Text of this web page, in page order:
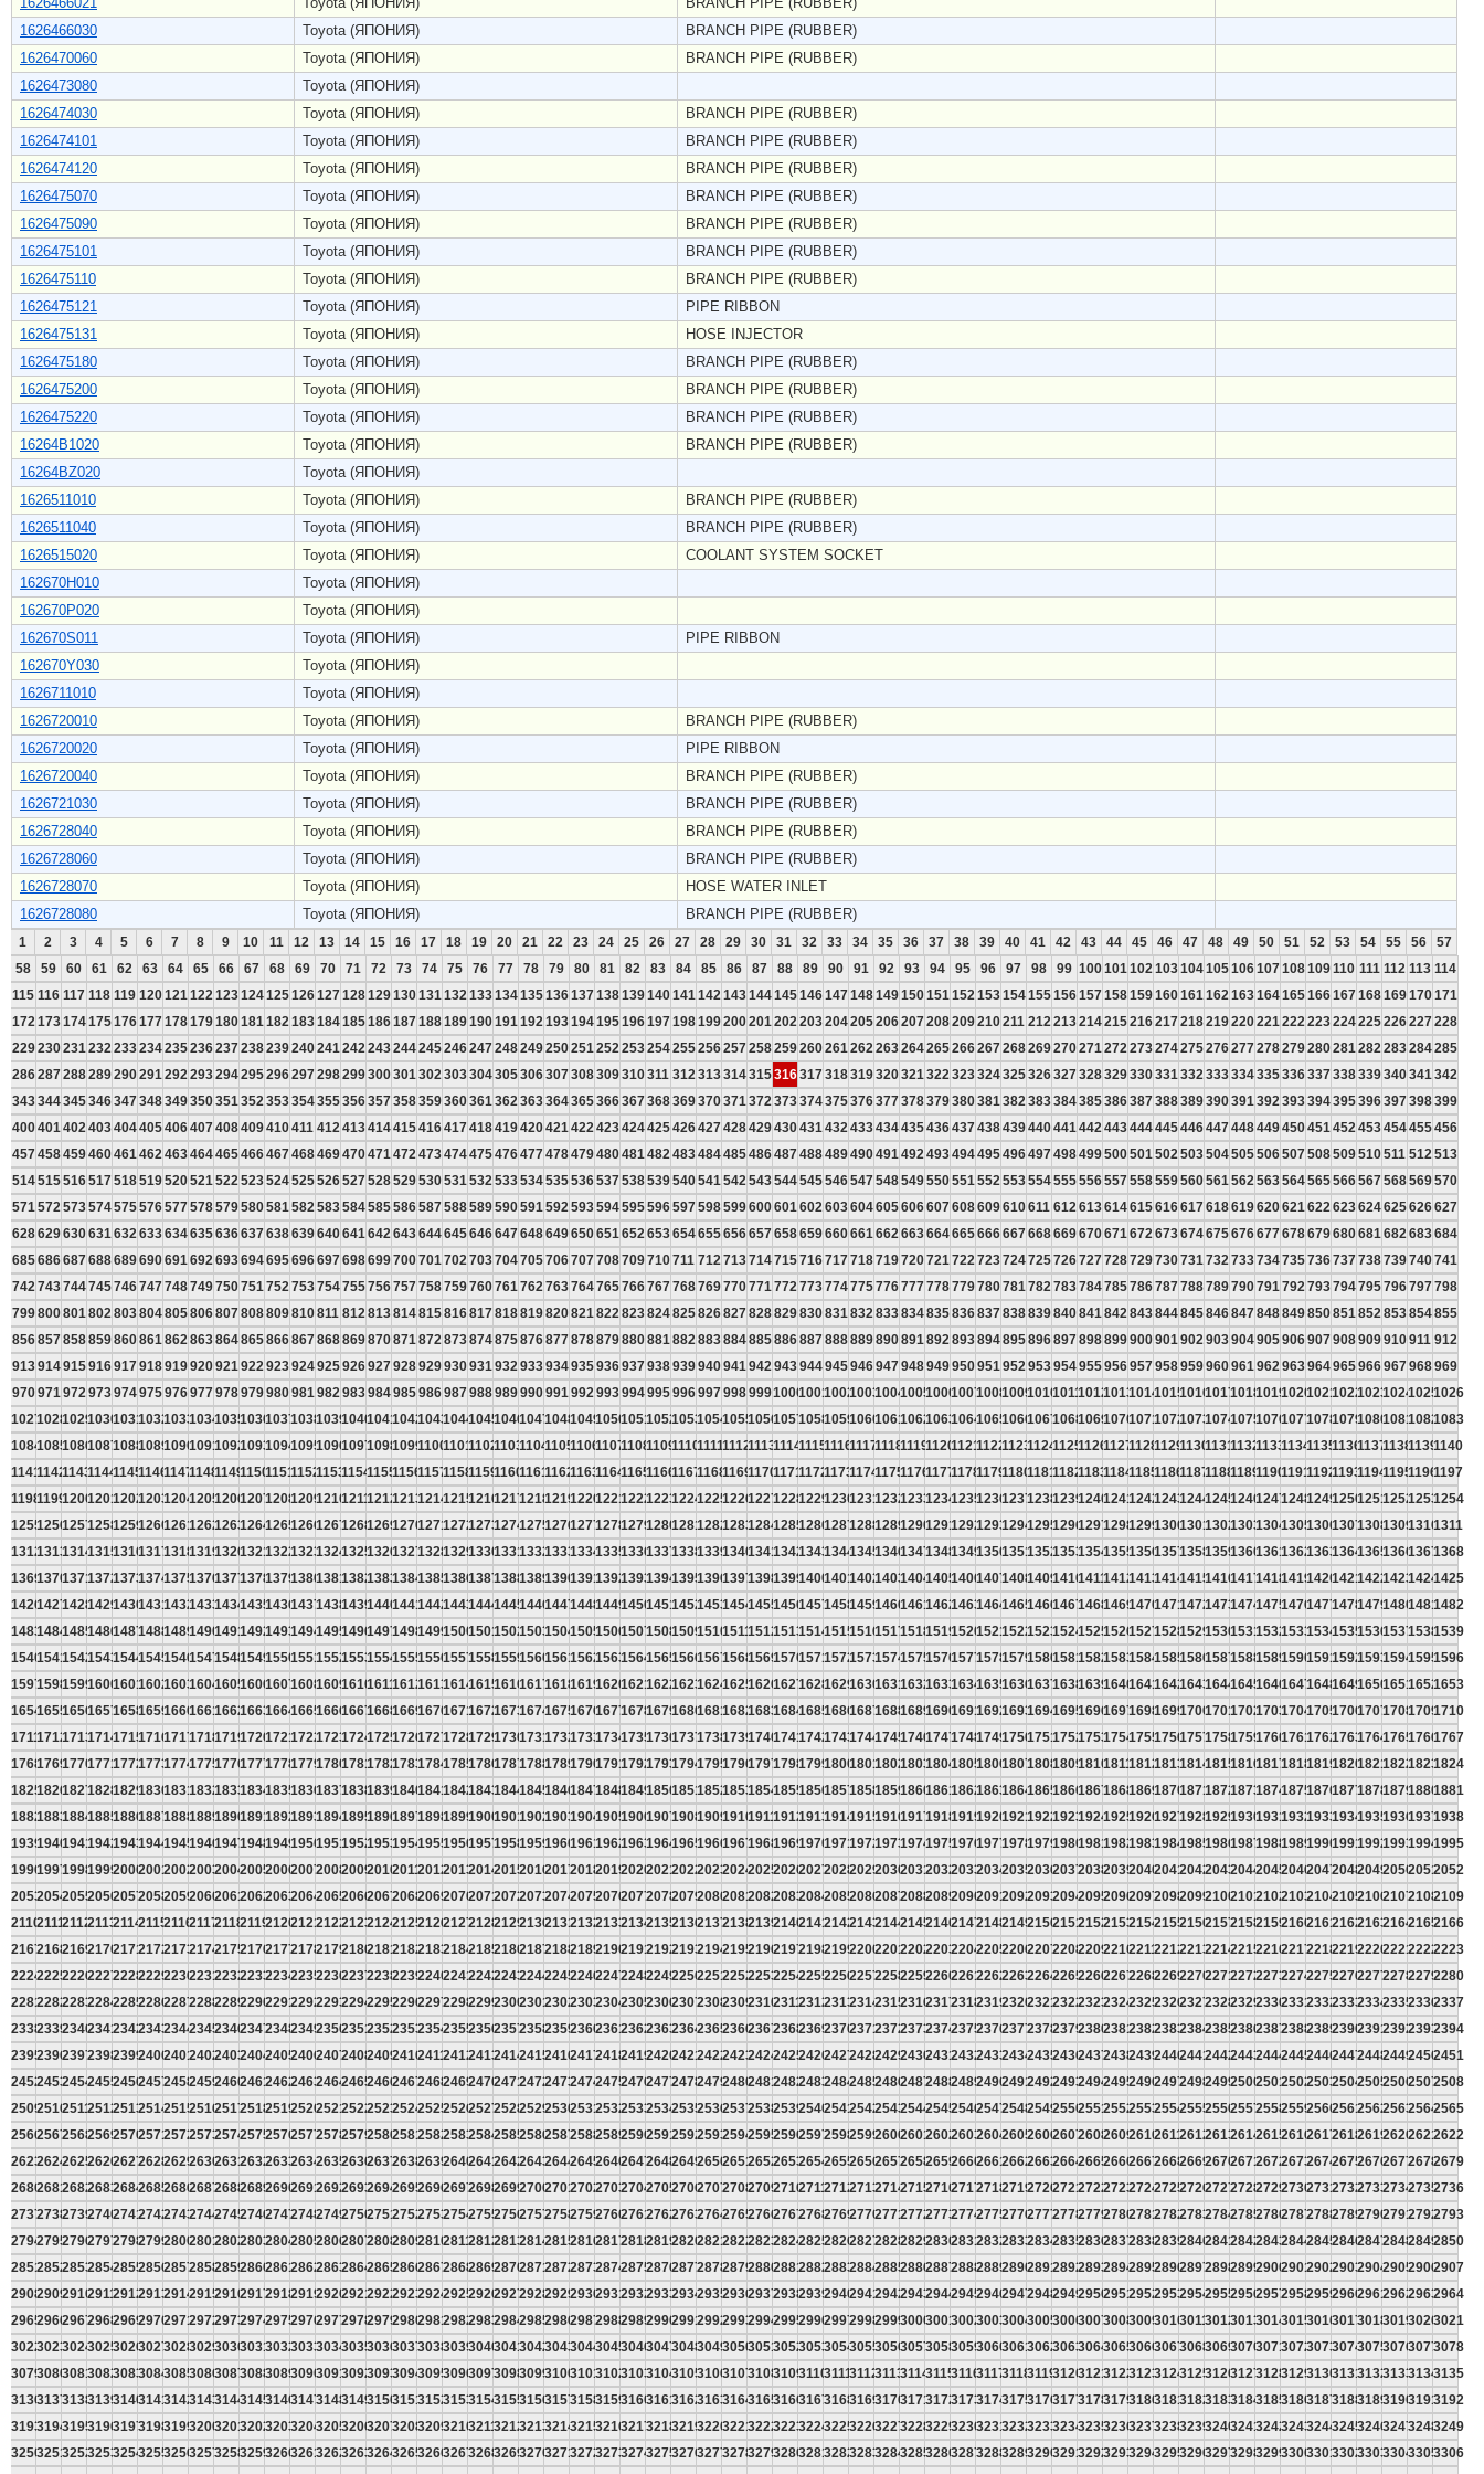
1626466030
Toyota (ЯПОНИЯ)
BRANCH PIPE (RUBBER)
1626470060
Toyota (ЯПОНИЯ)
BRANCH PIPE (RUBBER)
1626473080
Toyota (ЯПОНИЯ)
1626474030
Toyota (ЯПОНИЯ)
BRANCH PIPE (RUBBER)
1626474101
Toyota (ЯПОНИЯ)
BRANCH PIPE (RUBBER)
1626474120
Toyota (ЯПОНИЯ)
BRANCH PIPE (RUBBER)
1626475070
Toyota (ЯПОНИЯ)
BRANCH PIPE (RUBBER)
1626475090
Toyota (ЯПОНИЯ)
BRANCH PIPE (RUBBER)
1626475101
Toyota (ЯПОНИЯ)
BRANCH PIPE (RUBBER)
1626475110
Toyota (ЯПОНИЯ)
BRANCH PIPE (RUBBER)
1626475121
Toyota (ЯПОНИЯ)
PIPE RIBBON
1626475131
Toyota (ЯПОНИЯ)
HOSE INJECTOR
1626475180
Toyota (ЯПОНИЯ)
BRANCH PIPE (RUBBER)
1626475200
Toyota (ЯПОНИЯ)
BRANCH PIPE (RUBBER)
1626475220
Toyota (ЯПОНИЯ)
BRANCH PIPE (RUBBER)
16264B1020
Toyota (ЯПОНИЯ)
BRANCH PIPE (RUBBER)
16264BZ020
Toyota (ЯПОНИЯ)
1626511010
Toyota (ЯПОНИЯ)
BRANCH PIPE (RUBBER)
1626511040
Toyota (ЯПОНИЯ)
BRANCH PIPE (RUBBER)
1626515020
Toyota (ЯПОНИЯ)
COOLANT SYSTEM SOCKET
162670H010
Toyota (ЯПОНИЯ)
162670P020
Toyota (ЯПОНИЯ)
162670S011
Toyota (ЯПОНИЯ)
PIPE RIBBON
162670Y030
Toyota (ЯПОНИЯ)
1626711010
Toyota (ЯПОНИЯ)
1626720010
Toyota (ЯПОНИЯ)
BRANCH PIPE (RUBBER)
1626720020
Toyota (ЯПОНИЯ)
PIPE RIBBON
1626720040
Toyota (ЯПОНИЯ)
BRANCH PIPE (RUBBER)
1626721030
Toyota (ЯПОНИЯ)
BRANCH PIPE (RUBBER)
1626728040
Toyota (ЯПОНИЯ)
BRANCH PIPE (RUBBER)
1626728060
Toyota (ЯПОНИЯ)
BRANCH PIPE (RUBBER)
1626728070
Toyota (ЯПОНИЯ)
HOSE WATER INLET
1626728080
Toyota (ЯПОНИЯ) BRANCH PIPE (RUBBER)
1 2 3 4 5 6 7 8 9 10 11 12 13 14 15 16 17 18 19 20 21 22 23 24 25 26 27 28 29 30 31 32 33 34 35 36 37 38 39 40 41 42 43 44 45 46 47 48 49 50 51 52 53 54 55 56
57
58
59 60 61 62 63 64 65 66 67 68 69 70 71 72 73 74 75 76 77 78 79 80 81 82 83 84 85 86 87 88 89 90 91 92 93 94 95 96 97 98 99 100101 102 103104105106107108109110 111 112 113 114
115 116 117 118 119 120121 122 123124125126127128129130131 132 133134135136137138139140141 142 143144145146147148149150151 152 153154155156157158159160161 162 163164165166167168169170171
172 173174175176177178179180181 182 183184185186187188189190191 192 193194195196197198199200201 202 203204205206207208209210211 212 213214215216217218219220221 222 223224225226227228
229230231 232 233234235236237238239240241 242 243244245246247248249250251 252 253254255256257258259260261 262 263264265266267268269270271 272 273274275276277278279280281 282 283284285
286287288289290291 292 293294295296297298299300301 302 303304305306307308309310311 312 313314315316317318319320321 322 323324325326327328329330331 332 333334335336337338339340341 342
343344345346347348349350351 352 353354355356357358359360361 362 363364365366367368369370371 372 373374375376377378379380381 382 383384385386387388389390391 392 393394395396397398399
400401 402 403404405406407408409410411 412 413414415416417418419420421 422 423424425426427428429430431 432 433434435436437438439440441 442 443444445446447448449450451 452 453454455456
457458459460461 462 463464465466467468469470471 472 473474475476477478479480481 482 483484485486487488489490491 492 493494495496497498499500501 502 503504505506507508509510511 512 513
514515516517518519520521 522 523524525526527528529530531 532 533534535536537538539540541 542 543544545546547548549550551 552 553554555556557558559560561 562 563564565566567568569570
571 572 573574575576577578579580581 582 583584585586587588589590591 592 593594595596597598599600601 602 603604605606607608609610611 612 613614615616617618619620621 622 623624625626627
628629630631 632 633634635636637638639640641 642 643644645646647648649650651 652 653654655656657658659660661 662 663664665666667668669670671 672 673674675676677678679680681 682 683684
685686687688689690691 692 693694695696697698699700701 702 703704705706707708709710711 712 713714715716717718719720721 722 723724725726727728729730731 732 733734735736737738739740741
742 743744745746747748749750751 752 753754755756757758759760761 762 763764765766767768769770771 772 773774775776777778779780781 782 783784785786787788789790791 792 793794795796797798
799800801 802 803804805806807808809810811 812 813814815816817818819820821 822 823824825826827828829830831 832 833834835836837838839840841 842 843844845846847848849850851 852 853854855
856857858859860861 862 863864865866867868869870871 872 873874875876877878879880881 882 883884885886887888889890891 892 893894895896897898899900901 902 903904905906907908909910911 912
913914915916917918919920921 922 923924925926927928929930931 932 933934935936937938939940941 942 943944945946947948949950951 952 953954955956957958959960961 962 963964965966967968969
970971 972 973974975976977978979980981 982 983984985986987988989990991 992 993994995996997998999100010011002100310041005100610071008100910101011101210131014101510161017101810191020102110221023102410251026
102710281029103010311032103310341035103610371038103910401041104210431044104510461047104810491050105110521053105410551056105710581059106010611062106310641065106610671068106910701071107210731074107510761077107810791080108110821083
108410851086108710881089109010911092109310941095109610971098109911001101110211031104110511061107110811091110111111121113111411151116111711181119112011211122112311241125112611271128112911301131113211331134113511361137113811391140
114111421143114411451146114711481149115011511152115311541155115611571158115911601161116211631164116511661167116811691170117111721173117411751176117711781179118011811182118311841185118611871188118911901191119211931194119511961197
119811991200120112021203120412051206120712081209121012111212121312141215121612171218121912201221122212231224122512261227122812291230123112321233123412351236123712381239124012411242124312441245124612471248124912501251125212531254
125512561257125812591260126112621263126412651266126712681269127012711272127312741275127612771278127912801281128212831284128512861287128812891290129112921293129412951296129712981299130013011302130313041305130613071308130913101311
131213131314131513161317131813191320132113221323132413251326132713281329133013311332133313341335133613371338133913401341134213431344134513461347134813491350135113521353135413551356135713581359136013611362136313641365136613671368
136913701371137213731374137513761377137813791380138113821383138413851386138713881389139013911392139313941395139613971398139914001401140214031404140514061407140814091410141114121413141414151416141714181419142014211422142314241425
142614271428142914301431143214331434143514361437143814391440144114421443144414451446144714481449145014511452145314541455145614571458145914601461146214631464146514661467146814691470147114721473147414751476147714781479148014811482
148314841485148614871488148914901491149214931494149514961497149814991500150115021503150415051506150715081509151015111512151315141515151615171518151915201521152215231524152515261527152815291530153115321533153415351536153715381539
154015411542154315441545154615471548154915501551155215531554155515561557155815591560156115621563156415651566156715681569157015711572157315741575157615771578157915801581158215831584158515861587158815891590159115921593159415951596
159715981599160016011602160316041605160616071608160916101611161216131614161516161617161816191620162116221623162416251626162716281629163016311632163316341635163616371638163916401641164216431644164516461647164816491650165116521653
165416551656165716581659166016611662166316641665166616671668166916701671167216731674167516761677167816791680168116821683168416851686168716881689169016911692169316941695169616971698169917001701170217031704170517061707170817091710
171117121713171417151716171717181719172017211722172317241725172617271728172917301731173217331734173517361737173817391740174117421743174417451746174717481749175017511752175317541755175617571758175917601761176217631764176517661767
176817691770177117721773177417751776177717781779178017811782178317841785178617871788178917901791179217931794179517961797179817991800180118021803180418051806180718081809181018111812181318141815181618171818181918201821182218231824
182518261827182818291830183118321833183418351836183718381839184018411842184318441845184618471848184918501851185218531854185518561857185818591860186118621863186418651866186718681869187018711872187318741875187618771878187918801881
188218831884188518861887188818891890189118921893189418951896189718981899190019011902190319041905190619071908190919101911191219131914191519161917191819191920192119221923192419251926192719281929193019311932193319341935193619371938
193919401941194219431944194519461947194819491950195119521953195419551956195719581959196019611962196319641965196619671968196919701971197219731974197519761977197819791980198119821983198419851986198719881989199019911992199319941995
199619971998199920002001200220032004200520062007200820092010201120122013201420152016201720182019202020212022202320242025202620272028202920302031203220332034203520362037203820392040204120422043204420452046204720482049205020512052
205320542055205620572058205920602061206220632064206520662067206820692070207120722073207420752076207720782079208020812082208320842085208620872088208920902091209220932094209520962097209820992100210121022103210421052106210721082109
211021112112211321142115211621172118211921202121212221232124212521262127212821292130213121322133213421352136213721382139214021412142214321442145214621472148214921502151215221532154215521562157215821592160216121622163216421652166
216721682169217021712172217321742175217621772178217921802181218221832184218521862187218821892190219121922193219421952196219721982199220022012202220322042205220622072208220922102211221222132214221522162217221822192220222122222223
222422252226222722282229223022312232223322342235223622372238223922402241224222432244224522462247224822492250225122522253225422552256225722582259226022612262226322642265226622672268226922702271227222732274227522762277227822792280
228122822283228422852286228722882289229022912292229322942295229622972298229923002301230223032304230523062307230823092310231123122313231423152316231723182319232023212322232323242325232623272328232923302331233223332334233523362337
233823392340234123422343234423452346234723482349235023512352235323542355235623572358235923602361236223632364236523662367236823692370237123722373237423752376237723782379238023812382238323842385238623872388238923902391239223932394
239523962397239823992400240124022403240424052406240724082409241024112412241324142415241624172418241924202421242224232424242524262427242824292430243124322433243424352436243724382439244024412442244324442445244624472448244924502451
245224532454245524562457245824592460246124622463246424652466246724682469247024712472247324742475247624772478247924802481248224832484248524862487248824892490249124922493249424952496249724982499250025012502250325042505250625072508
250925102511251225132514251525162517251825192520252125222523252425252526252725282529253025312532253325342535253625372538253925402541254225432544254525462547254825492550255125522553255425552556255725582559256025612562256325642565
256625672568256925702571257225732574257525762577257825792580258125822583258425852586258725882589259025912592259325942595259625972598259926002601260226032604260526062607260826092610261126122613261426152616261726182619262026212622
262326242625262626272628262926302631263226332634263526362637263826392640264126422643264426452646264726482649265026512652265326542655265626572658265926602661266226632664266526662667266826692670267126722673267426752676267726782679
268026812682268326842685268626872688268926902691269226932694269526962697269826992700270127022703270427052706270727082709271027112712271327142715271627172718271927202721272227232724272527262727272827292730273127322733273427352736
273727382739274027412742274327442745274627472748274927502751275227532754275527562757275827592760276127622763276427652766276727682769277027712772277327742775277627772778277927802781278227832784278527862787278827892790279127922793
279427952796279727982799280028012802280328042805280628072808280928102811281228132814281528162817281828192820282128222823282428252826282728282829283028312832283328342835283628372838283928402841284228432844284528462847284828492850
285128522853285428552856285728582859286028612862286328642865286628672868286928702871287228732874287528762877287828792880288128822883288428852886288728882889289028912892289328942895289628972898289929002901290229032904290529062907
290829092910291129122913291429152916291729182919292029212922292329242925292629272928292929302931293229332934293529362937293829392940294129422943294429452946294729482949295029512952295329542955295629572958295929602961296229632964
296529662967296829692970297129722973297429752976297729782979298029812982298329842985298629872988298929902991299229932994299529962997299829993000300130023003300430053006300730083009301030113012301330143015301630173018301930203021
302230233024302530263027302830293030303130323033303430353036303730383039304030413042304330443045304630473048304930503051305230533054305530563057305830593060306130623063306430653066306730683069307030713072307330743075307630773078
307930803081308230833084308530863087308830893090309130923093309430953096309730983099310031013102310331043105310631073108310931103111311231133114311531163117311831193120312131223123312431253126312731283129313031313132313331343135
313631373138313931403141314231433144314531463147314831493150315131523153315431553156315731583159316031613162316331643165316631673168316931703171317231733174317531763177317831793180318131823183318431853186318731883189319031913192
319331943195319631973198319932003201320232033204320532063207320832093210321132123213321432153216321732183219322032213222322332243225322632273228322932303231323232333234323532363237323832393240324132423243324432453246324732483249
325032513252325332543255325632573258325932603261326232633264326532663267326832693270327132723273327432753276327732783279328032813282328332843285328632873288328932903291329232933294329532963297329832993300330133023303330433053306